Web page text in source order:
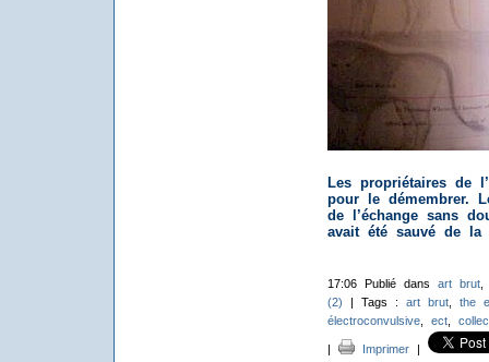
Les propriétaires de
pour le démembrer.
de l’échange sans
avait été sauvé de la
17:06 Publié dans art brut
(2) | Tags : art brut, the
électroconvulsive, ect,
| Imprimer|